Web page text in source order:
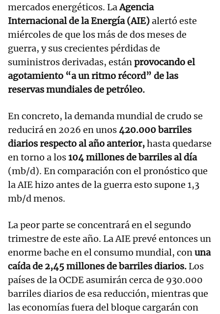
mercados energéticos. LaAgencia
Internacional de la Energía (AIE)alertó este
miércoles de que los más de dos meses de
guerra, y sus crecientes pérdidas de
suministros derivadas, estánprovocando el
agotamiento “a un ritmo récord” de las
reservas mundiales de petróleo.
En concreto, la demanda mundial de crudo se
reducirá en 2026 en unos420.000 barriles
diarios respecto al año anterior,hasta quedarse
en torno a los104 millones de barriles al día
(mb/d). En comparación con el pronóstico que
la AIE hizo antes de la guerra esto supone 1,3
mb/d menos.
La peor parte se concentrará en el segundo
trimestre de este año. La AIE prevé entonces un
enorme bache en el consumo mundial, conuna
caída de 2,45 millones de barriles diarios.Los
países de la OCDE asumirán cerca de 930.000
barriles diarios de esa reducción, mientras que
las economías fuera del bloque cargarán con